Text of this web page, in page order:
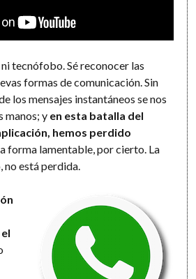
tecnófobo. Sé reconocer las
formas de comunicación. Sin
los mensajes instantáneos se nos
manos; y en esta batalla del
hemos perdido
forma lamentable, por cierto. La
no está perdida.